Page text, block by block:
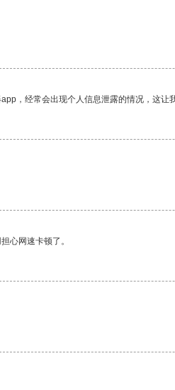
，经常会出现个人信息泄露的情况，这让
心网速卡顿了。